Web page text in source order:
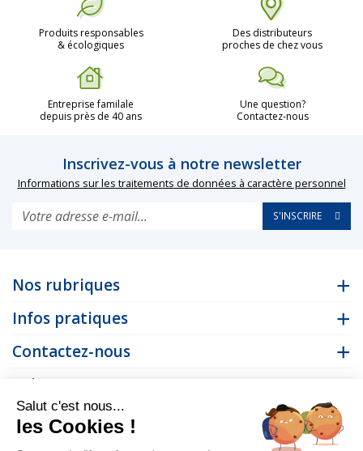
Produits responsables
& écologiques
Des distributeurs
proches de chez vous
Entreprise familale
depuis près de 40 ans
Une question?
Contactez-nous
Inscrivez-vous à notre newsletter
Informations sur les traitements de données à caractère personnel
S'INSCRIRE
Nos rubriques
Infos pratiques
Contactez-nous
Suivez-nous
Salut c'est nous...
les Cookies !